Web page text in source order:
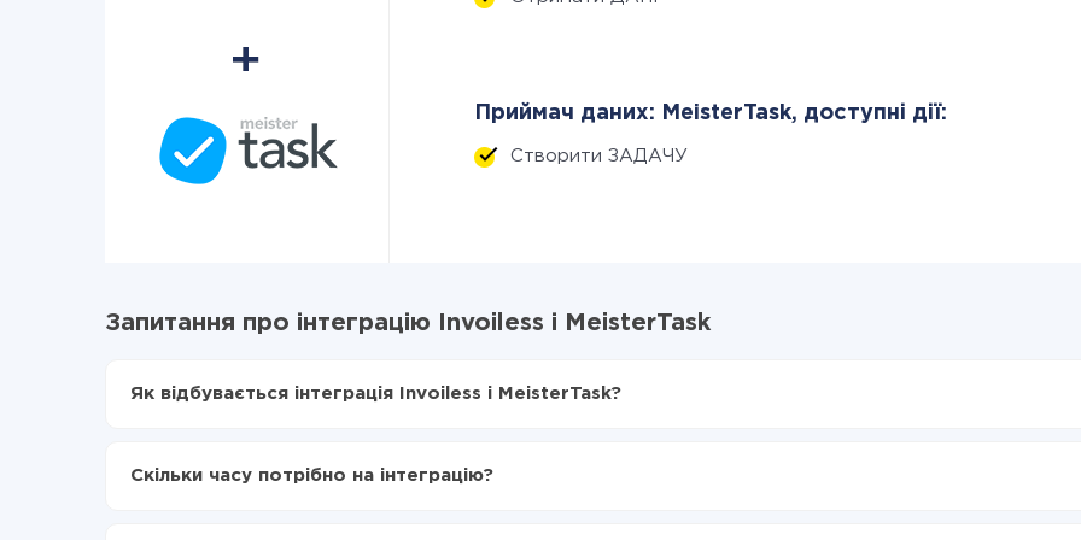
Приймач даних: MeisterTask, доступні дії:
Створити ЗАДАЧУ
Запитання про інтеграцію Invoiless і MeisterTask
Як відбувається інтеграція Invoiless і MeisterTask?
Включаєте автооновлення
Скільки часу потрібно на інтеграцію?